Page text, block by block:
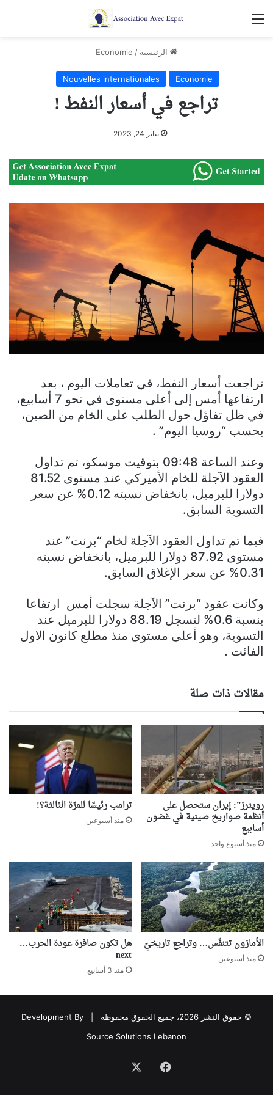
القائمة
الرئيسية /
Economie
Economie
Nouvelles internationales
تراجع في أسعار النفط !
يناير 24, 2023
تراجعت أسعار النفط، في تعاملات اليوم ، بعد
ارتفاعها أمس إلى أعلى مستوى في نحو 7 أسابيع،
في ظل تفاؤل حول الطلب على الخام من الصين،
بحسب “روسيا اليوم” .
وعند الساعة 09:48 بتوقيت موسكو، تم تداول
العقود الآجلة للخام الأميركي عند مستوى 81.52
دولارا للبرميل، بانخفاض نسبته 0.12% عن سعر
التسوية السابق.
فيما تم تداول العقود الآجلة لخام “برنت” عند
مستوى 87.92 دولارا للبرميل، بانخفاض نسبته
0.31% عن سعر الإغلاق السابق.
وكانت عقود “برنت” الآجلة سجلت أمس ارتفاعا
بنسبة 0.6% لتسجل 88.19 دولارا للبرميل عند
التسوية، وهو أعلى مستوى منذ مطلع كانون الاول
الفائت .
مقالات ذات صلة
رويترز”: إيران ستحصل على
أنظمة صواريخ صينية في غضون
أسابيع
منذ أسبوع واحد
ترامب رئيسًا للمرّة الثالثة؟!
منذ أسبوعين
الأمازون تتنفّس… وتراجع تاريخيّ
منذ أسبوعين
هل تكون صافرة عودة الحرب…
next
منذ 3 أسابيع
© حقوق النشر 2026، جميع الحقوق محفوظة |
Development By
Source Solutions Lebanon
فيسبوك